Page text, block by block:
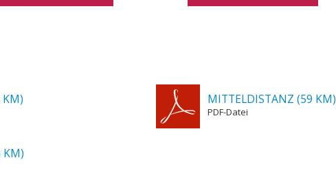
KM) MITTELDISTANZ (59 KM)
PDF-Datei
KM)